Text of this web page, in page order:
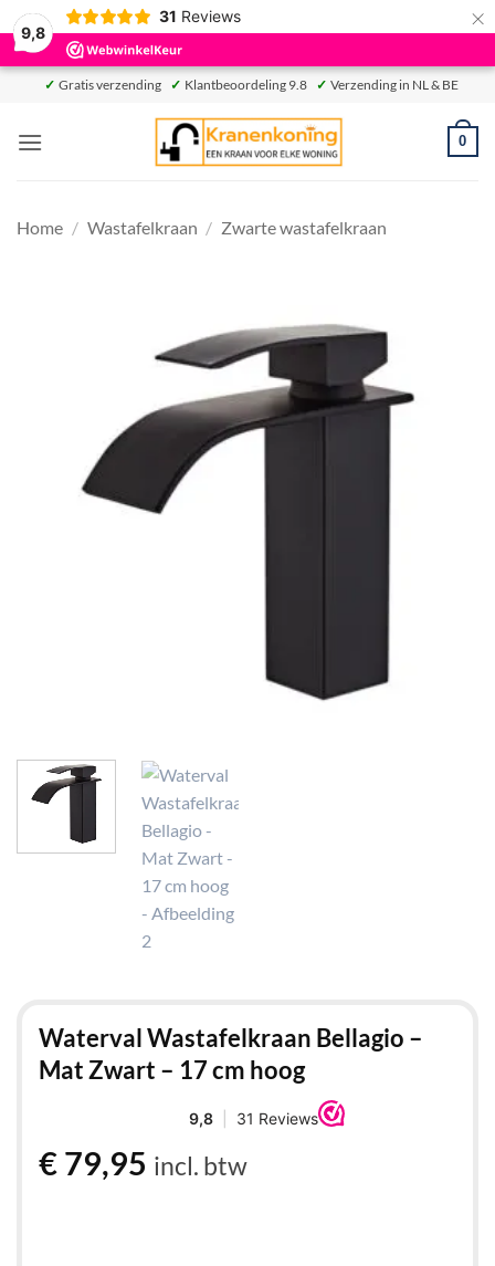
9,8
31 Reviews ×
Ga
inhoud
✓ Gratis verzending ✓ Klantbeoordeling 9.8 ✓ Verzending in NL & BE
0
Home / Wastafelkraan / Zwarte wastafelkraan
Waterval Wastafelkraan Bellagio –
Mat Zwart – 17 cm hoog
€ 79,95 incl. btw